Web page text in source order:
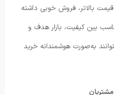
بالاتر، فروش خوبی داشته
بین کیفیت، بازار هدف و
به‌صورت هوشمندانه خرید